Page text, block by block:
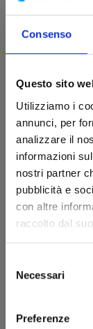
Consenso
Questo sito
Utilizziamo i
annunci, per
analizzare il
informazioni
nostri partner
pubblicità e
con altre
raccolto dal
delNecessari
Preferenze